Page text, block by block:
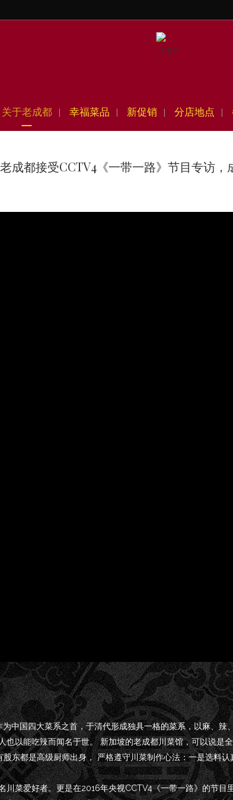
关于老成都 幸福菜品 新促销 分店地点
老成都接受CCTV4《一带一路》节目专访，
中国四大菜系之首，于清代形成独具一格的菜系，以麻、
也以能吃辣而闻名于世。 新加坡的老成都川菜馆，可以说是
东都是高级厨师出身， 严格遵守川菜制作心法：一是选料
川菜爱好者。更是在2016年央视CCTV4《一带一路》的节